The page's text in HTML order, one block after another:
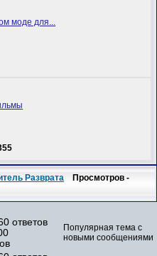
моде для...
Разврата Просмотров -
Популярная тема с
новыми сообщениями